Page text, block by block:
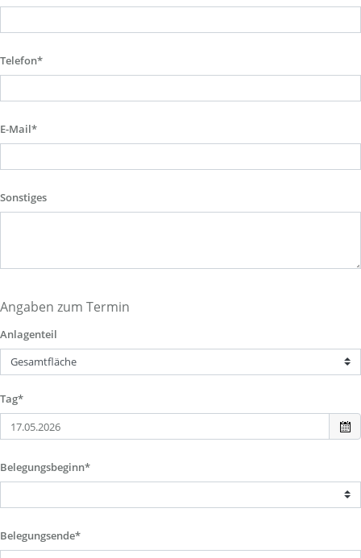
Telefon*
E-Mail*
Sonstiges
Angaben zum Termin
Anlagenteil
Tag*
Belegungsbeginn*
Belegungsende*